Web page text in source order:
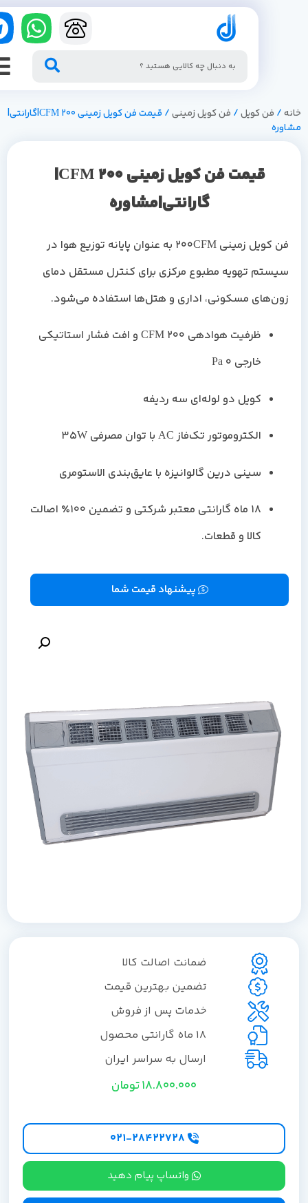
/فن کویل/فن کویل زمینی
/ قیمت فن کویل زمینی 200 CFM|گارانتی|
قیمت فن کویل زمینی 200 CFM|
گارانتی|مشاوره
فن کویل زمینی 200CFM به عنوان پایانه توزیع هوا در
تهویه مطبوع مرکزی برای کنترل مستقل دمای
مسکونی، اداری و هتل‌ها استفاده می‌شود.
ظرفیت هوادهی 200 CFM و افت فشار استاتیکی
خارجی 0 Pa
کویل دو لوله‌ای سه ردیفه
الکتروموتور تک‌فاز AC با توان مصرفی 35W
سینی درین گالوانیزه با عایق‌بندی الاستومری
18 ماه گارانتی معتبر شرکتی و تضمین ۱۰۰٪ اصالت
کالا و قطعات.
پیشنهاد قیمت شما
ضمانت اصالت کالا
تضمین بهترین قیمت
خدمات پس از فروش
ارسال به سراسر ایران
18.800.000تومان
واتساپ پیام دهید